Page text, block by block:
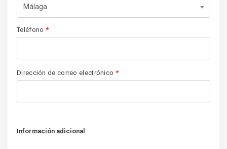
Málaga
Teléfono *
Dirección de correo electrónico *
Información adicional